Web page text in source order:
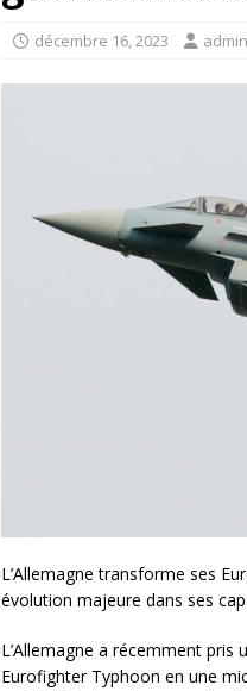
décembre 16, 2023 admin
L’Allemagne transforme ses
évolution majeure dans ses
L’Allemagne a récemment
Eurofighter Typhoon en une